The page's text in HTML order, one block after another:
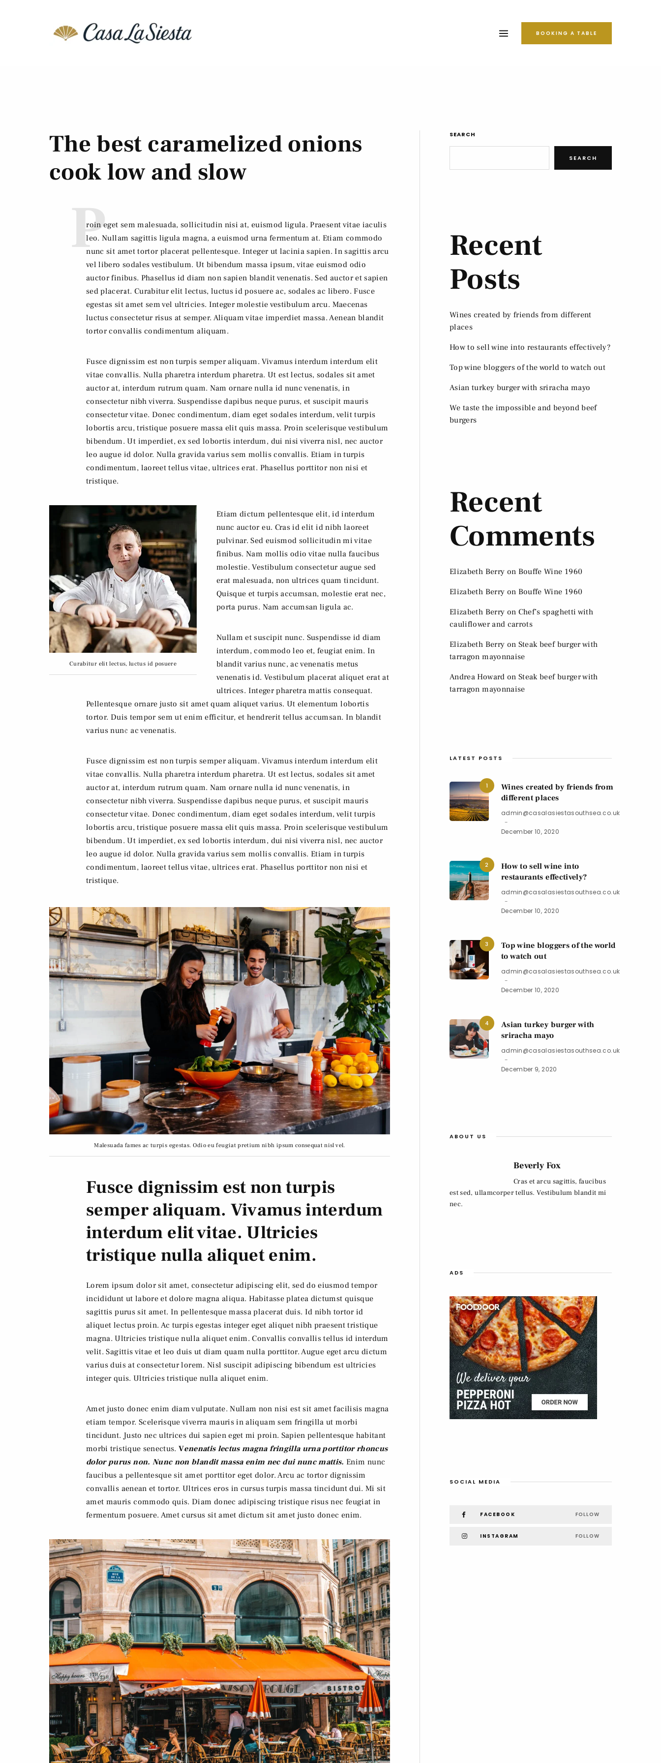
BOOKING A TABLE
The best caramelized onions
cook low and slow
P
roin eget sem malesuada, sollicitudin nisi at, euismod ligula. Praesent vitae iaculis
leo. Nullam sagittis ligula magna, a euismod urna fermentum at. Etiam commodo
nunc sit amet tortor placerat pellentesque. Integer ut lacinia sapien. In sagittis arcu
vel libero sodales vestibulum. Ut bibendum massa ipsum, vitae euismod odio
auctor finibus. Phasellus id diam non sapien blandit venenatis. Sed auctor et sapien
sed placerat. Curabitur elit lectus, luctus id posuere ac, sodales ac libero. Fusce
egestas sit amet sem vel ultricies. Integer molestie vestibulum arcu. Maecenas
luctus consectetur risus at semper. Aliquam vitae imperdiet massa. Aenean blandit
tortor convallis condimentum aliquam.
Fusce dignissim est non turpis semper aliquam. Vivamus interdum interdum elit
vitae convallis. Nulla pharetra interdum pharetra. Ut est lectus, sodales sit amet
auctor at, interdum rutrum quam. Nam ornare nulla id nunc venenatis, in
consectetur nibh viverra. Suspendisse dapibus neque purus, et suscipit mauris
consectetur vitae. Donec condimentum, diam eget sodales interdum, velit turpis
lobortis arcu, tristique posuere massa elit quis massa. Proin scelerisque vestibulum
bibendum. Ut imperdiet, ex sed lobortis interdum, dui nisi viverra nisl, nec auctor
leo augue id dolor. Nulla gravida varius sem mollis convallis. Etiam in turpis
condimentum, laoreet tellus vitae, ultrices erat. Phasellus porttitor non nisi et
tristique.
Curabitur elit lectus, luctus id posuere
Etiam dictum pellentesque elit, id interdum
nunc auctor eu. Cras id elit id nibh laoreet
pulvinar. Sed euismod sollicitudin mi vitae
finibus. Nam mollis odio vitae nulla faucibus
molestie. Vestibulum consectetur augue sed
erat malesuada, non ultrices quam tincidunt.
Quisque et turpis accumsan, molestie erat nec,
porta purus. Nam accumsan ligula ac.
Nullam et suscipit nunc. Suspendisse id diam
interdum, commodo leo et, feugiat enim. In
blandit varius nunc, ac venenatis metus
venenatis id. Vestibulum placerat aliquet erat at
ultrices. Integer pharetra mattis consequat.
Pellentesque ornare justo sit amet quam aliquet varius. Ut elementum lobortis
tortor. Duis tempor sem ut enim efficitur, et hendrerit tellus accumsan. In blandit
varius nunc ac venenatis.
Fusce dignissim est non turpis semper aliquam. Vivamus interdum interdum elit
vitae convallis. Nulla pharetra interdum pharetra. Ut est lectus, sodales sit amet
auctor at, interdum rutrum quam. Nam ornare nulla id nunc venenatis, in
consectetur nibh viverra. Suspendisse dapibus neque purus, et suscipit mauris
consectetur vitae. Donec condimentum, diam eget sodales interdum, velit turpis
lobortis arcu, tristique posuere massa elit quis massa. Proin scelerisque vestibulum
bibendum. Ut imperdiet, ex sed lobortis interdum, dui nisi viverra nisl, nec auctor
leo augue id dolor. Nulla gravida varius sem mollis convallis. Etiam in turpis
condimentum, laoreet tellus vitae, ultrices erat. Phasellus porttitor non nisi et
tristique.
Malesuada fames ac turpis egestas. Odio eu feugiat pretium nibh ipsum consequat nisl vel.
Fusce dignissim est non turpis
semper aliquam. Vivamus interdum
interdum elit vitae. Ultricies
tristique nulla aliquet enim.
Lorem ipsum dolor sit amet, consectetur adipiscing elit, sed do eiusmod tempor
incididunt ut labore et dolore magna aliqua. Habitasse platea dictumst quisque
sagittis purus sit amet. In pellentesque massa placerat duis. Id nibh tortor id
aliquet lectus proin. Ac turpis egestas integer eget aliquet nibh praesent tristique
magna. Ultricies tristique nulla aliquet enim. Convallis convallis tellus id interdum
velit. Sagittis vitae et leo duis ut diam quam nulla porttitor. Augue eget arcu dictum
varius duis at consectetur lorem. Nisl suscipit adipiscing bibendum est ultricies
integer quis. Ultricies tristique nulla aliquet enim.
Amet justo donec enim diam vulputate. Nullam non nisi est sit amet facilisis magna
etiam tempor. Scelerisque viverra mauris in aliquam sem fringilla ut morbi
tincidunt. Justo nec ultrices dui sapien eget mi proin. Sapien pellentesque habitant
morbi tristique senectus.Venenatis lectus magna fringilla urna porttitor rhoncus
dolor purus non. Nunc non blandit massa enim nec dui nunc mattis. Enim nunc
faucibus a pellentesque sit amet porttitor eget dolor. Arcu ac tortor dignissim
convallis aenean et tortor. Ultrices eros in cursus turpis massa tincidunt dui. Mi sit
amet mauris commodo quis. Diam donec adipiscing tristique risus nec feugiat in
fermentum posuere. Amet cursus sit amet dictum sit amet justo donec enim.
SEARCH
SEARCH
Recent
Posts
Wines created by friends from different
places
How to sell wine into restaurants effectively?
Top wine bloggers of the world to watch out
Asian turkey burger with sriracha mayo
We taste the impossible and beyond beef
burgers
Recent
Comments
Elizabeth Berry on Bouffe Wine 1960
Elizabeth Berry on Bouffe Wine 1960
Elizabeth Berry on Chef’s spaghetti with
cauliflower and carrots
Elizabeth Berry on Steak beef burger with
tarragon mayonnaise
Andrea Howard on Steak beef burger with
tarragon mayonnaise
LATEST POSTS
1
Wines created by friends from
different places
admin@casalasiestasouthsea.co.uk
December 10, 2020
2
How to sell wine into
restaurants effectively?
admin@casalasiestasouthsea.co.uk
December 10, 2020
3
Top wine bloggers of the world
to watch out
admin@casalasiestasouthsea.co.uk
December 10, 2020
4
Asian turkey burger with
sriracha mayo
admin@casalasiestasouthsea.co.uk
December 9, 2020
ABOUT US
Beverly Fox
Cras et arcu sagittis, faucibus
est sed, ullamcorper tellus. Vestibulum blandit mi
nec.
ADS
SOCIAL MEDIA
FACEBOOK FOLLOW
INSTAGRAM FOLLOW